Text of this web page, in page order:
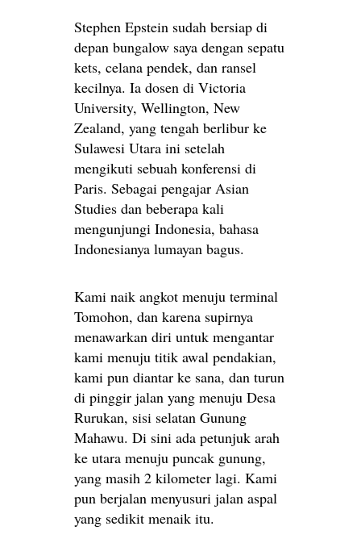
Stephen Epstein sudah bersiap di
depan bungalow saya dengan sepatu
kets, celana pendek, dan ransel
kecilnya. Ia dosen di Victoria
University, Wellington, New
Zealand, yang tengah berlibur ke
Sulawesi Utara ini setelah
mengikuti sebuah konferensi di
Paris. Sebagai pengajar Asian
Studies dan beberapa kali
mengunjungi Indonesia, bahasa
Indonesianya lumayan bagus.
Kami naik angkot menuju terminal
Tomohon, dan karena supirnya
menawarkan diri untuk mengantar
kami menuju titik awal pendakian,
kami pun diantar ke sana, dan turun
di pinggir jalan yang menuju Desa
Rurukan, sisi selatan Gunung
Mahawu. Di sini ada petunjuk arah
ke utara menuju puncak gunung,
yang masih 2 kilometer lagi. Kami
pun berjalan menyusuri jalan aspal
yang sedikit menaik itu.